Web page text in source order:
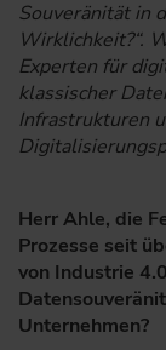
Souveränität in
Wirklichkeit?“.
Experten für
klassischer
Infrastrukturen
Herr Ahle, die
Prozesse seit
von Industrie
Unternehmen?